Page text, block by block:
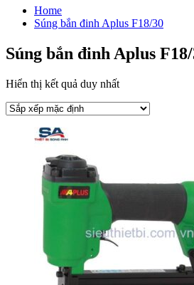
Home
Súng bắn đinh Aplus F18/30
Súng bắn đinh Aplus
Hiển thị kết quả duy nhất